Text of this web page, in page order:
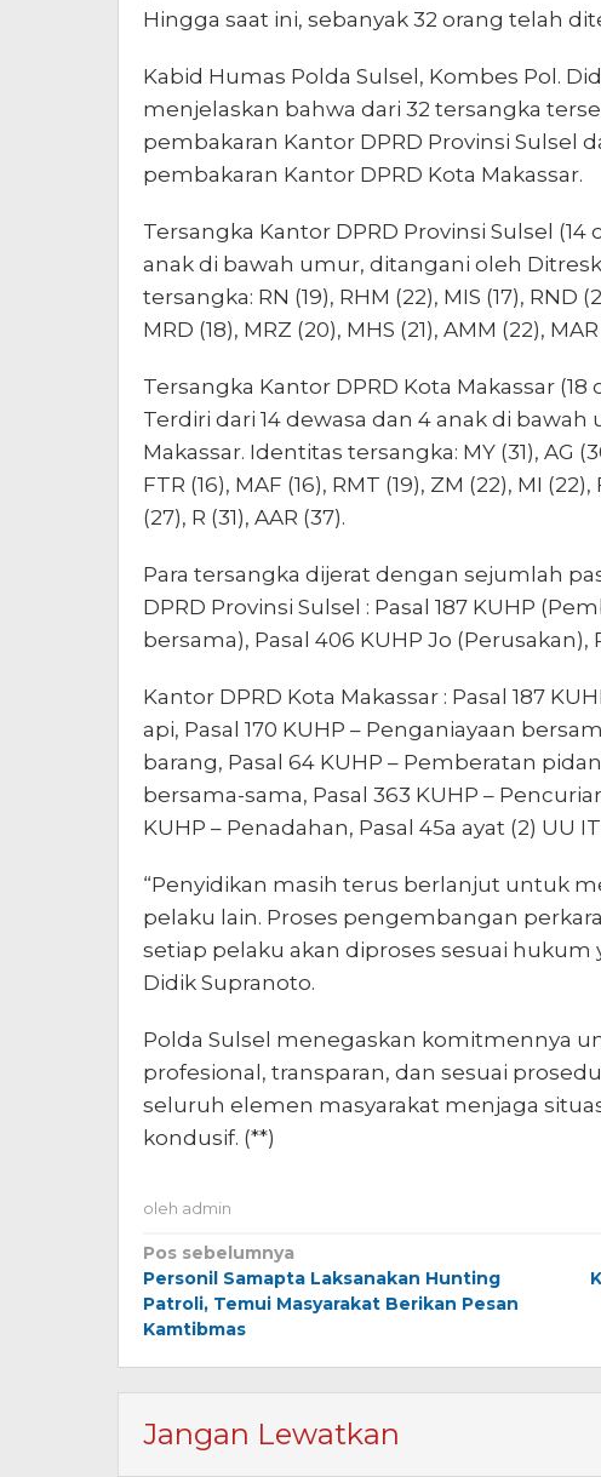
Hingga saat ini, sebanyak 32 orang telah
Kabid Humas Polda Sulsel, Kombes Pol.
menjelaskan bahwa dari 32 tersangka
pembakaran Kantor DPRD Provinsi Sulsel
pembakaran Kantor DPRD Kota Makassar.
Tersangka Kantor DPRD Provinsi Sulsel (14
anak di bawah umur, ditangani oleh
tersangka: RN (19), RHM (22), MIS (17), RND
MRD (18), MRZ (20), MHS (21), AMM (22), MAR
Tersangka Kantor DPRD Kota Makassar (18
Terdiri dari 14 dewasa dan 4 anak di
Makassar. Identitas tersangka: MY (31), AG
FTR (16), MAF (16), RMT (19), ZM (22), MI
(27), R (31), AAR (37).
Para tersangka dijerat dengan sejumlah
DPRD Provinsi Sulsel : Pasal 187 KUHP
bersama), Pasal 406 KUHP Jo
Kantor DPRD Kota Makassar : Pasal 187
api, Pasal 170 KUHP – Penganiayaan
barang, Pasal 64 KUHP – Pemberatan
bersama-sama, Pasal 363 KUHP –
KUHP – Penadahan, Pasal 45a ayat (2) UU
“Penyidikan masih terus berlanjut untuk
pelaku lain. Proses pengembangan
setiap pelaku akan diproses sesuai hukum
Didik Supranoto.
Polda Sulsel menegaskan komitmennya
profesional, transparan, dan sesuai
seluruh elemen masyarakat menjaga
kondusif. (**)
oleh admin
Navigasi
pos
Pos sebelumnya
Personil Samapta Laksanakan Hunting
Patroli, Temui Masyarakat Berikan Pesan
Kamtibmas
Jangan Lewatkan